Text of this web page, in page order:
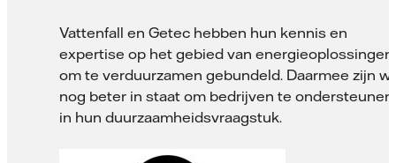
Vattenfall en Getec hebben hun kennis en
expertise op het gebied van energieoplossingen
om te verduurzamen gebundeld. Daarmee zijn
nog beter in staat om bedrijven te ondersteunen
in hun duurzaamheidsvraagstuk.